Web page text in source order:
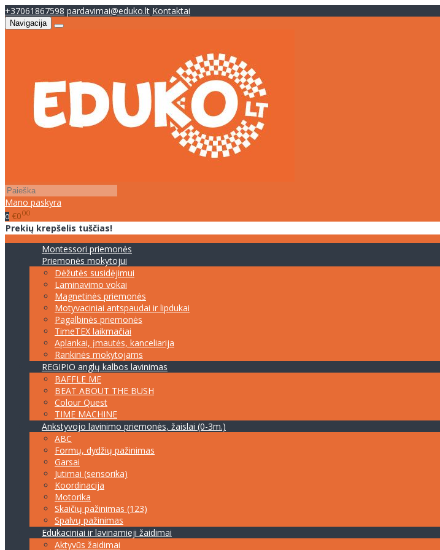
+37061867598 pardavimai@eduko.lt Kontaktai
Navigacija
Mano paskyra
0 €000
Prekių krepšelis tuščias!
Montessori priemonės
Priemonės mokytojui
Dėžutės susidėjimui
Laminavimo vokai
Magnetinės priemonės
Motyvaciniai antspaudai ir lipdukai
Pagalbinės priemonės
TimeTEX laikmačiai
Aplankai, įmautės, kanceliarija
Rankinės mokytojams
REGIPIO anglų kalbos lavinimas
BAFFLE ME
BEAT ABOUT THE BUSH
Colour Quest
TIME MACHINE
Ankstyvojo lavinimo priemonės, žaislai (0-3m.)
ABC
Formų, dydžių pažinimas
Garsai
Jutimai (sensorika)
Koordinacija
Motorika
Skaičių pažinimas (123)
Spalvų pažinimas
Edukaciniai ir lavinamieji žaidimai
Aktyvūs žaidimai